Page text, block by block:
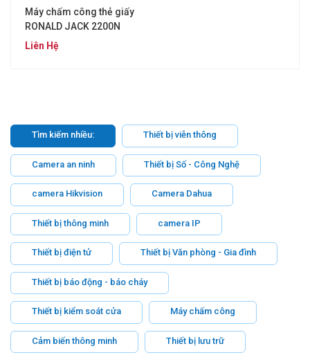
Máy chấm công thẻ giấy
RONALD JACK 2200N
Liên Hệ
Tìm kiếm nhiều: Thiết bị viễn thông
Camera an ninh Thiết bị Số - Công Nghệ
camera Hikvision Camera Dahua
Thiết bị thông minh camera IP
Thiết bị điện tử Thiết bị Văn phòng - Gia đình
Thiết bị báo động - báo cháy
Thiết bị kiểm soát cửa Máy chấm công
Cảm biến thông minh Thiết bị lưu trữ